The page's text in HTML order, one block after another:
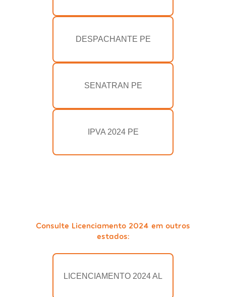
DESPACHANTE PE
SENATRAN PE
IPVA 2024 PE
Consulte Licenciamento 2024 em outros
estados:
LICENCIAMENTO 2024 AL